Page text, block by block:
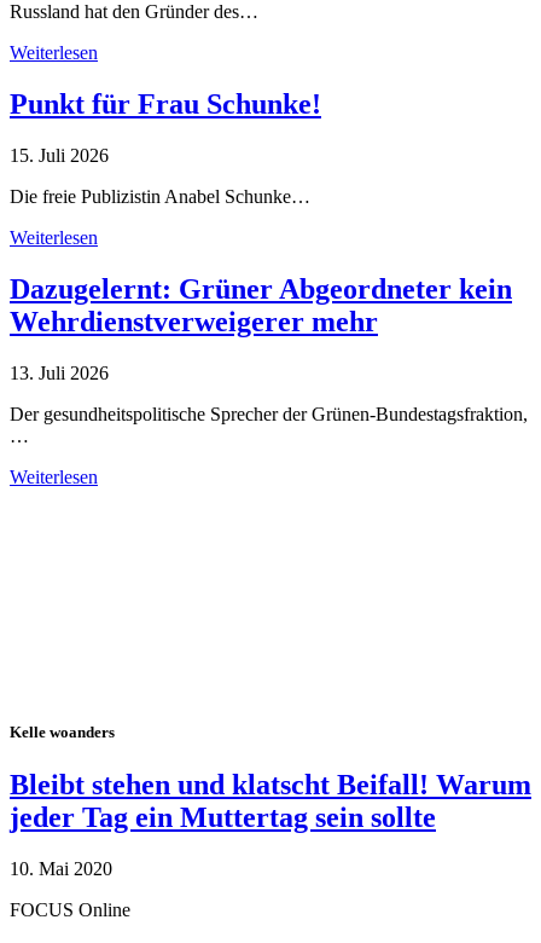
Russland hat den Gründer des…
Weiterlesen
Punkt für Frau Schunke!
15. Juli 2026
Die freie Publizistin Anabel Schunke…
Weiterlesen
Dazugelernt: Grüner Abgeordneter kein
Wehrdienstverweigerer mehr
13. Juli 2026
Der gesundheitspolitische Sprecher der Grünen-Bundestagsfraktion,
…
Weiterlesen
Kelle woanders
Bleibt stehen und klatscht Beifall! Warum
jeder Tag ein Muttertag sein sollte
10. Mai 2020
FOCUS Online